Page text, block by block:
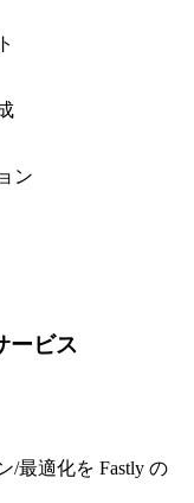
ン
ービス
/最適化を Fastly の